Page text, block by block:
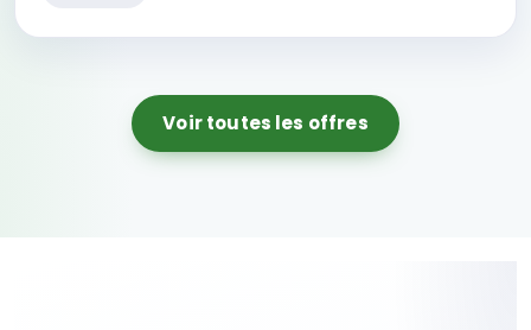
Voir toutes les offres